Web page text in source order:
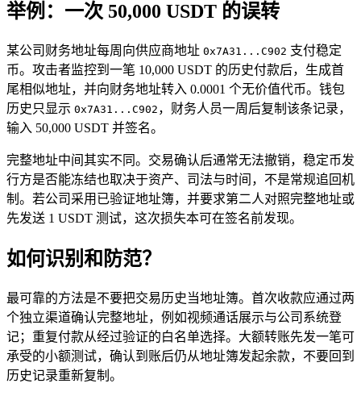
举例：一次 50,000 USDT 的误转
某公司财务地址每周向供应商地址 0x7A31...C902 支付稳定
币。攻击者监控到一笔 10,000 USDT 的历史付款后，生成首
尾相似地址，并向财务地址转入 0.0001 个无价值代币。钱包
历史只显示 0x7A31...C902 ，财务人员一周后复制该条记录，
输入 50,000 USDT 并签名。
完整地址中间其实不同。交易确认后通常无法撤销，稳定币发
行方是否能冻结也取决于资产、司法与时间，不是常规追回机
制。若公司采用已验证地址簿，并要求第二人对照完整地址或
先发送 1 USDT 测试，这次损失本可在签名前发现。
如何识别和防范？
最可靠的方法是不要把交易历史当地址簿。首次收款应通过两
个独立渠道确认完整地址，例如视频通话展示与公司系统登
记；重复付款从经过验证的白名单选择。大额转账先发一笔可
承受的小额测试，确认到账后仍从地址簿发起余款，不要回到
历史记录重新复制。